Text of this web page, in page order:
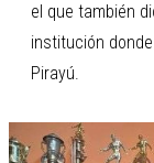
el que también
institución
Pirayú.